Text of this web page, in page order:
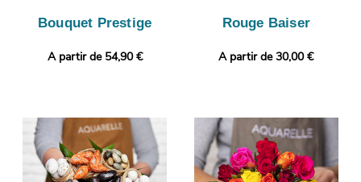
Bouquet Prestige
A partir de 54,90 €
Rouge Baiser
A partir de 30,00 €